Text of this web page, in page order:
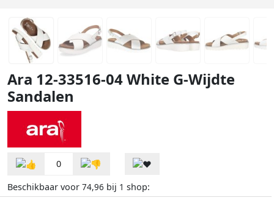
Ara 12-33516-04 White G-Wijdte
Sandalen
0
Beschikbaar voor 74,96 bij 1 shop: